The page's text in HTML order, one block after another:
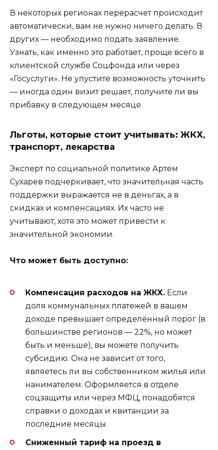
В некоторых регионах перерасчет происходит
автоматически, вам не нужно ничего делать. В
других — необходимо подать заявление.
Узнать, как именно это работает, проще всего в
клиентской службе Соцфонда или через
«Госуслуги». Не упустите возможность уточнить
— иногда один визит решает, получите ли вы
прибавку в следующем месяце.
Льготы, которые стоит учитывать: ЖКХ,
транспорт, лекарства
Эксперт по социальной политике Артем
Сухарев подчеркивает, что значительная часть
поддержки выражается не в деньгах, а в
скидках и компенсациях. Их часто не
учитывают, хотя это может привести к
значительной экономии.
Что может быть доступно:
Компенсация расходов на ЖКХ. Если
доля коммунальных платежей в вашем
доходе превышает определённый порог (в
большинстве регионов — 22%, но может
быть и меньше), вы можете получить
субсидию. Она не зависит от того,
являетесь ли вы собственником жилья или
нанимателем. Оформляется в отделе
соцзащиты или через МФЦ, понадобятся
справки о доходах и квитанции за
последние месяцы.
Сниженный тариф на проезд в